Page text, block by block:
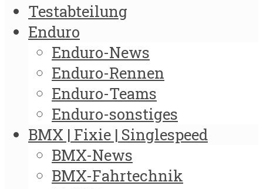
Testabteilung
Enduro
Enduro-News
Enduro-Rennen
Enduro-Teams
Enduro-sonstiges
BMX | Fixie | Singlespeed
BMX-News
BMX-Fahrtechnik